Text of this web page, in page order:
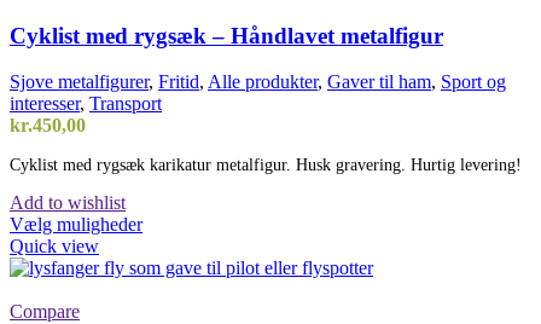
Cyklist med rygsæk – Håndlavet metalfigur
Sjove metalfigurer, Fritid, Alle produkter, Gaver til ham, Sport og
interesser, Transport
kr.450,00
Cyklist med rygsæk karikatur metalfigur. Husk gravering. Hurtig levering!
Add to wishlist
Vælg mulighederDette
har
Quick view
Compare